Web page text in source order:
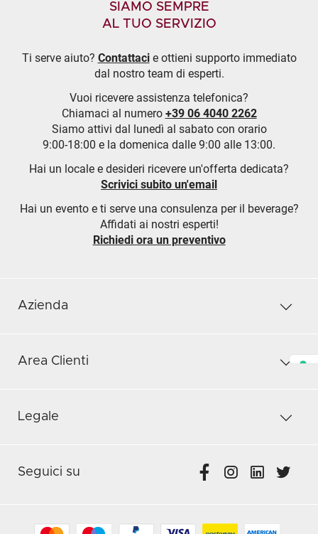
SIAMO SEMPRE
AL TUO SERVIZIO
Ti serve aiuto? Contattacie ottieni supporto immediato
dal nostro team di esperti.
Vuoi ricevere assistenza telefonica?
Chiamaci al numero +39 06 4040 2262
Siamo attivi dal lunedì al sabato con orario
9:00-18:00 e la domenica dalle 9:00 alle 13:00.
Hai un locale e desideri ricevere un'offerta dedicata?
Scrivici subito un'email
Hai un evento e ti serve una consulenza per il beverage?
Affidati ai nostri esperti!
Richiedi ora un preventivo
Azienda
Area Clienti
Legale
Seguici su